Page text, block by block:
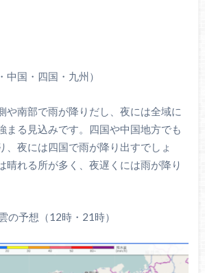
中国・四国・九州）
や南部で雨が降りだし、夜には全域に
まる見込みです。四国や中国地方でも
、夜には四国で雨が降り出すでしょ
晴れる所が多く、夜遅くには雨が降り
の予想（12時・21時）